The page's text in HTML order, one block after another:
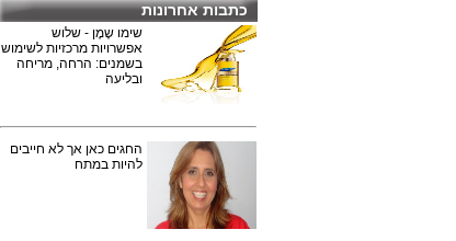
כתבות אחרונות
שימו שֶמֶן - שלוש
אפשרויות מרכזיות לשימוש
בשמנים: הרחה, מריחה
ובליעה
החגים כאן אך לא חייבים
להיות במתח